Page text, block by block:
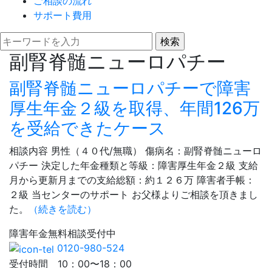
サポート費用
副腎脊髄ニューロパチー
副腎脊髄ニューロパチーで障害
厚生年金２級を取得、年間126万
を受給できたケース
相談内容 男性（４０代/無職） 傷病名：副腎脊髄ニューロ
パチー 決定した年金種類と等級：障害厚生年金２級 支給
月から更新月までの支給総額：約１２６万 障害者手帳：
２級 当センターのサポート お父様よりご相談を頂きまし
た。
（続きを読む）
障害年金無料相談受付中
0120-980-524
受付時間 10：00〜18：00